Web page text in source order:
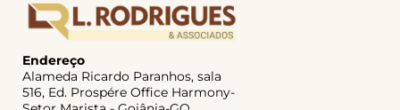
Endereço
Alameda Ricardo Paranhos, sala
516, Ed. Prospére Office Harmony-